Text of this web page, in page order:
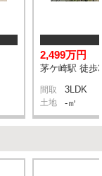
2,499万円
茅ケ崎駅 徒歩
間取 3LDK
土地 -㎡